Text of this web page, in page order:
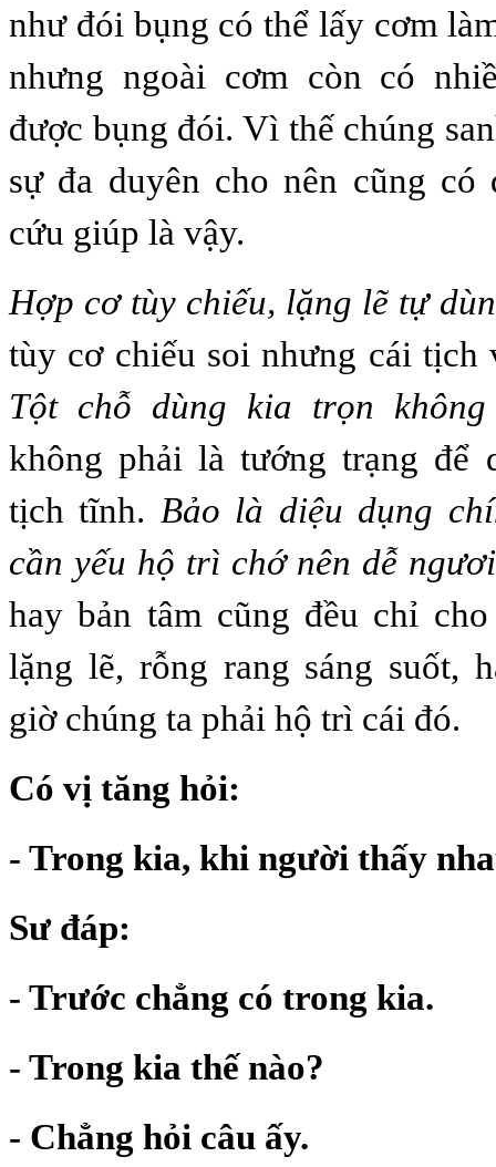
như đói bụng có thể lấy cơm
nhưng ngoài cơm còn có
được bụng đói. Vì thế chúng
sự đa duyên cho nên cũng có
cứu giúp là vậy.
Hợp cơ tùy chiếu, lặng lẽ tự
tùy cơ chiếu soi nhưng cái tịch
Tột chỗ dùng kia trọn
không phải là tướng trạng để
tịch tĩnh. Bảo là diệu dụng
cần yếu hộ trì chớ nên dễ ngươi
hay bản tâm cũng đều chỉ
lặng lẽ, rỗng rang sáng suốt,
giờ chúng ta phải hộ trì cái đó.
Có vị tăng hỏi:
- Trong kia, khi người thấy
Sư đáp:
- Trước chẳng có trong kia.
- Trong kia thế nào?
- Chẳng hỏi câu ấy.